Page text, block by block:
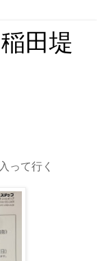
田堤
って行く